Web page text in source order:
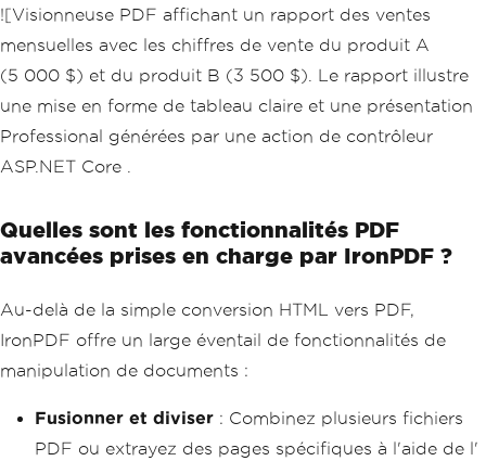
![Visionneuse PDF affichant un rapport des ventes
mensuelles avec les chiffres de vente du produit A
(5 000 $) et du produit B (3 500 $). Le rapport illustre
une mise en forme de tableau claire et une présentation
Professional générées par une action de contrôleur
ASP.NET Core .
Quelles sont les fonctionnalités PDF
avancées prises en charge par IronPDF ?
Au-delà de la simple conversion HTML vers PDF,
IronPDF offre un large éventail de fonctionnalités de
manipulation de documents :
Fusionner et diviser : Combinez plusieurs fichiers
PDF ou extrayez des pages spécifiques à l'aide de l'